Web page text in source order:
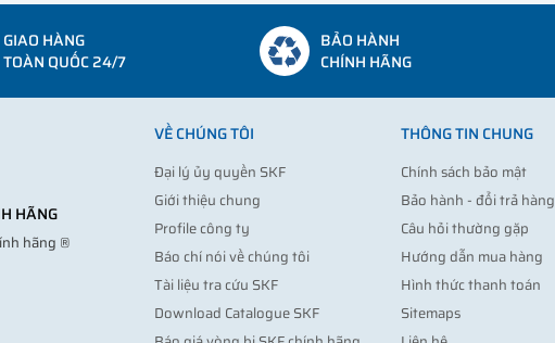
GIAO HÀNG
TOÀN QUỐC 24/7
BẢO HÀNH
CHÍNH HÃNG
HÃNG
hãng ®
VỀ CHÚNG TÔI
Đại lý ủy quyền SKF
Giới thiệu chung
Profile công ty
Báo chí nói về chúng tôi
Tài liệu tra cứu SKF
Download Catalogue SKF
THÔNG TIN CHUNG
Chính sách bảo mật
Bảo hành - đổi trả hàng
Câu hỏi thường gặp
Hướng dẫn mua hàng
Hình thức thanh toán
Sitemaps